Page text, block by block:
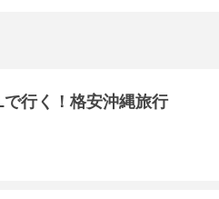
行く！格安沖縄旅行